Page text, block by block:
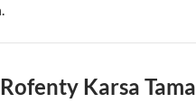
Karsa Tama